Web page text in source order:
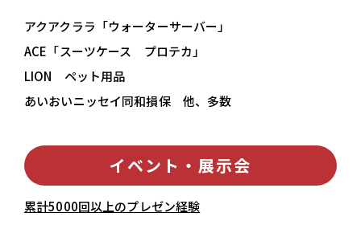
アクアクララ「ウォーターサーバー」
ACE「スーツケース プロテカ」
LION ペット用品
あいおいニッセイ同和損保 他、多数
イベント・展示会
累計5000回以上のプレゼン経験